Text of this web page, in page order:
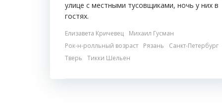
улице с местными тусовщиками, ночь у них в
гостях.
Елизавета Кричевец
Михаил Гусман
Рок-н-ролльный возраст
Рязань
Санкт-Петербург
Тверь
Тикки Шельен